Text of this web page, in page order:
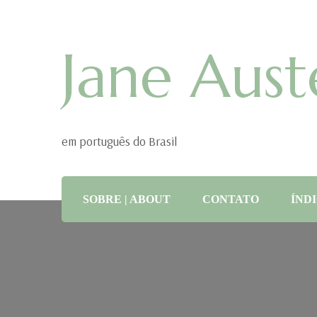
Jane
em português do Brasil
SOBRE | ABOUT CONTATO